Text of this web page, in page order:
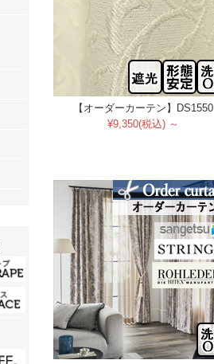
【オーダーカーテン】DS1550
¥9,350(税込) ～